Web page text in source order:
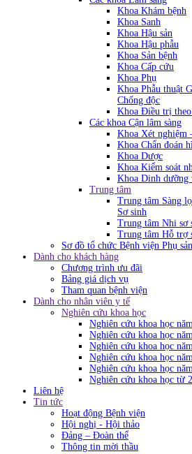
Khoa Khám bệnh
Khoa Sanh
Khoa Hậu sản
Khoa Hậu phẫu
Khoa Sản bệnh
Khoa Cấp cứu
Khoa Phụ
Khoa Phẫu thuật
Chống độc
Khoa Điều trị theo
Các khoa Cận lâm sàng
Khoa Xét nghiệm
Khoa Chẩn đoán
Khoa Dược
Khoa Kiểm soát
Khoa Dinh dưỡng
Trung tâm
Trung tâm Sàng
Sơ sinh
Trung tâm Nhi sơ
Trung tâm Hỗ trợ
Sơ đồ tổ chức Bệnh viện Phụ
Dành cho khách hàng
Chương trình ưu đãi
Bảng giá dịch vụ
Tham quan bệnh viện
Dành cho nhân viên y tế
Nghiên cứu khoa học
Nghiên cứu khoa học
Nghiên cứu khoa học
Nghiên cứu khoa học
Nghiên cứu khoa học
Nghiên cứu khoa học
Nghiên cứu khoa học từ
Liên hệ
Tin tức
Hoạt động Bệnh viện
Hội nghị - Hội thảo
Đảng – Đoàn thể
Thông tin mời thầu